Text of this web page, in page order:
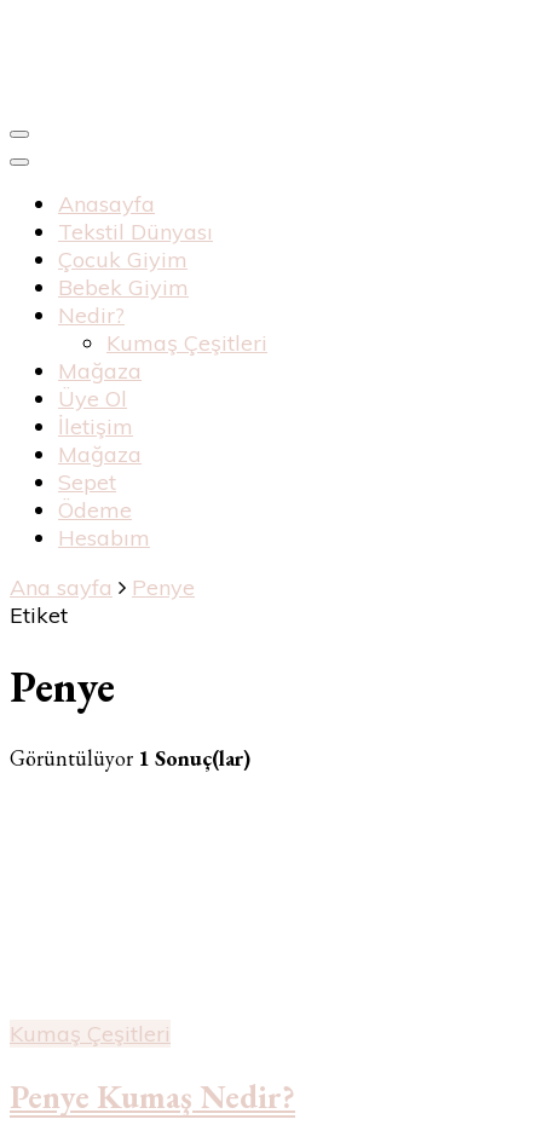
Haknur Bebe
Anasayfa
Tekstil Dünyası
Çocuk Giyim
Bebek Giyim
Nedir?
Kumaş Çeşitleri
Mağaza
Üye Ol
İletişim
Mağaza
Sepet
Ödeme
Hesabım
Ana sayfa
Penye
Etiket
Penye
Görüntülüyor 1 Sonuç(lar)
Kumaş Çeşitleri
Penye Kumaş Nedir?